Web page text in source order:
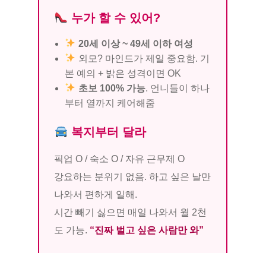
누가 할 수 있어?
20세 이상 ~ 49세 이하 여성
외모? 마인드가 제일 중요함. 기
본 예의 + 밝은 성격이면 OK
초보 100% 가능. 언니들이 하나
부터 열까지 케어해줌
복지부터 달라
픽업 O / 숙소 O / 자유 근무제 O
강요하는 분위기 없음. 하고 싶은 날만
나와서 편하게 일해.
시간 빼기 싫으면 매일 나와서 월 2천
도 가능. “진짜 벌고 싶은 사람만 와”